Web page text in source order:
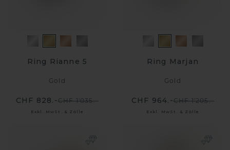
Ring Rianne 5
Gold
CHF 828.-CHF 1'035.-
Exkl. MwSt. & Zölle
Ring Marjan
Gold
CHF 964.-CHF 1'205.-
Exkl. MwSt. & Zölle